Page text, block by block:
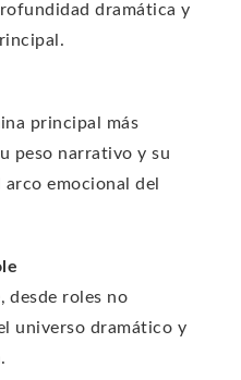
dramática y
principal más
peso narrativo y su
emocional del
desde roles no
universo dramático y